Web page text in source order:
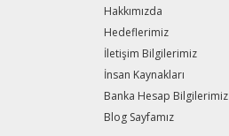
Hakkımızda
Hedeflerimiz
İletişim Bilgilerimiz
İnsan Kaynakları
Banka Hesap Bilgilerimiz
Blog Sayfamız